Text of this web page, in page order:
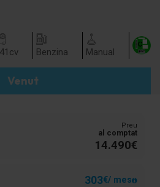
cv Benzina Manual
Venut
Preu
al comptat
14.490€
303€/ mes